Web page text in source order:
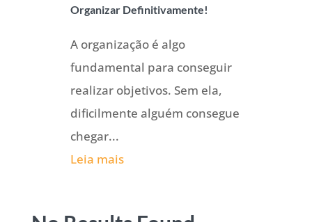
Organizar Definitivamente!
A organização é algo
fundamental para conseguir
realizar objetivos. Sem ela,
dificilmente alguém consegue
chegar...
Leia mais